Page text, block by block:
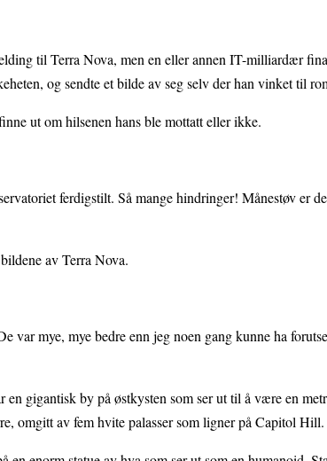
til Terra Nova, men en eller annen IT-milliardær
og sendte et bilde av seg selv der han vinket til
ut om hilsenen hans ble mottatt eller ikke.
ferdigstilt. Så mange hindringer! Månestøv er
av Terra Nova.
var mye, mye bedre enn jeg noen gang kunne ha
gigantisk by på østkysten som ser ut til å være en
omgitt av fem hvite palasser som ligner på Capitol Hill.